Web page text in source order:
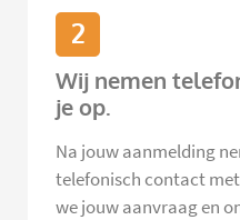
2
Wij nemen
je op.
Na jouw aanmelding
telefonisch contact
we jouw aanvraag en